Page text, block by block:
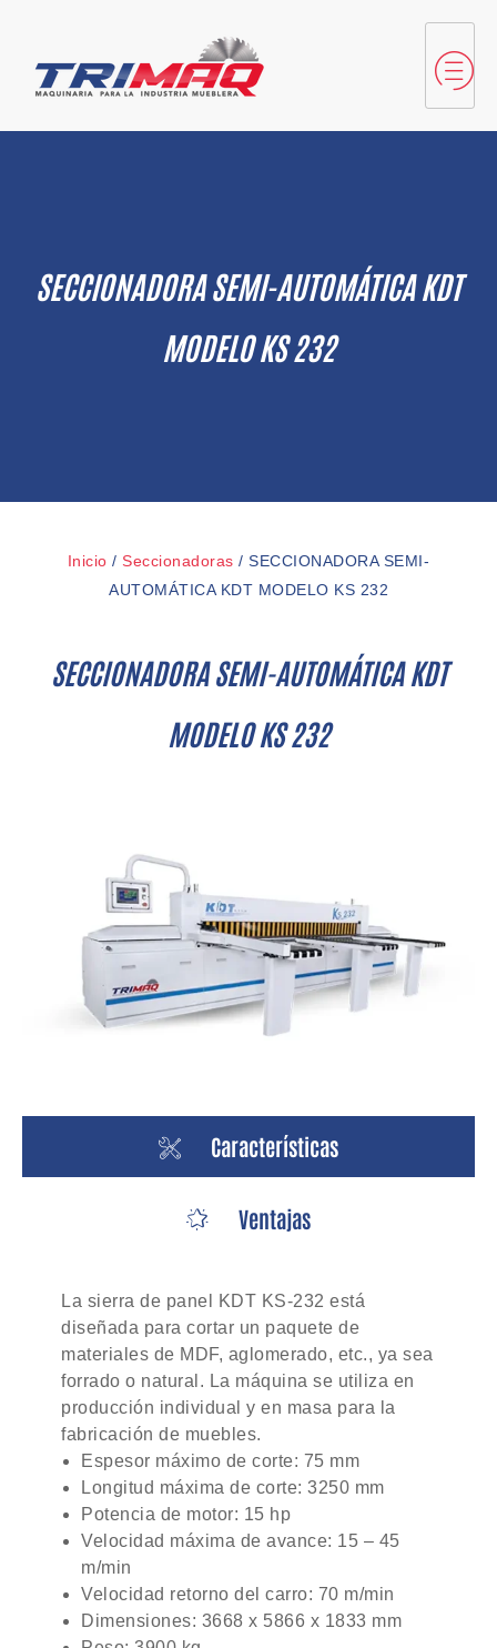
SECCIONADORA SEMI-AUTOMÁTICA KDT
MODELO KS 232
Inicio /Seccionadoras / SECCIONADORA SEMI-
AUTOMÁTICA KDT MODELO KS 232
SECCIONADORA SEMI-AUTOMÁTICA KDT
MODELO KS 232
Características
Ventajas
La sierra de panel KDT KS-232 está
diseñada para cortar un paquete de
materiales de MDF, aglomerado, etc., ya sea
forrado o natural. La máquina se utiliza en
producción individual y en masa para la
fabricación de muebles.
Espesor máximo de corte: 75 mm
Longitud máxima de corte: 3250 mm
Potencia de motor: 15 hp
Velocidad máxima de avance: 15 – 45
m/min
Velocidad retorno del carro: 70 m/min
Dimensiones: 3668 x 5866 x 1833 mm